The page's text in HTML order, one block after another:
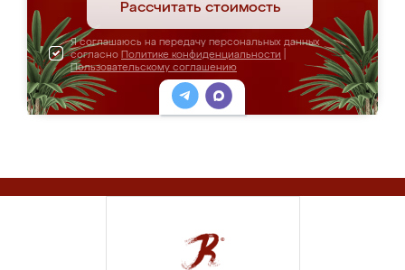
Рассчитать стоимость
Я соглашаюсь на передачу персональных данных
согласно Политике конфиденциальности
Пользовательскому соглашению